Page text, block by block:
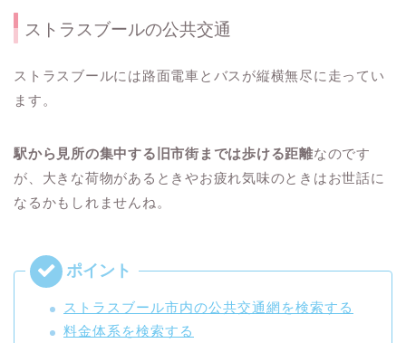
ストラスブールの公共交通
ストラスブールには路面電車とバスが縦横無尽に走ってい
ます。
駅から見所の集中する旧市街までは歩ける距離なのです
が、大きな荷物があるときやお疲れ気味のときはお世話に
なるかもしれませんね。
ストラスブール市内の公共交通網を検索する
料金体系を検索する